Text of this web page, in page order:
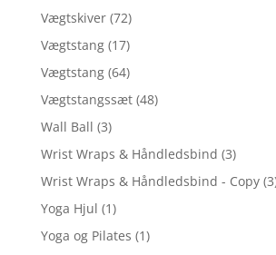
Vægtskiver (72)
Vægtstang (17)
Vægtstang (64)
Vægtstangssæt (48)
Wall Ball (3)
Wrist Wraps & Håndledsbind (3)
Wrist Wraps & Håndledsbind - Copy
Yoga Hjul (1)
Yoga og Pilates (1)